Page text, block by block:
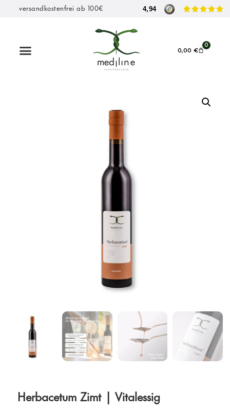
versandkostenfrei ab 100€ 4,94 
0,00€
0
Herbacetum Zimt | Vitalessig